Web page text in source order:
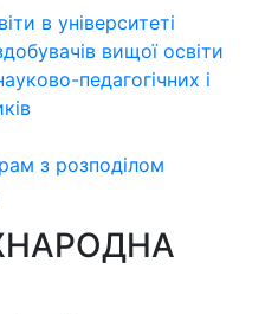
в університеті
вищої освіти
педагогічних і
з розподілoм